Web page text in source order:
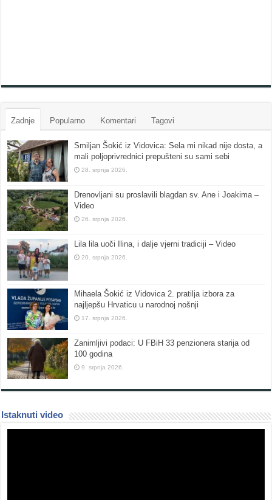
Zadnje Popularno Komentari Tagovi
Smiljan Šokić iz Vidovica: Sela mi nikad nije dosta, a
mali poljoprivrednici prepušteni su sami sebi
28. srpnja 2026.
Drenovljani su proslavili blagdan sv. Ane i Joakima –
Video
26. srpnja 2026.
Lila lila uoči Ilina, i dalje vjerni tradiciji – Video
20. srpnja 2026.
Mihaela Šokić iz Vidovica 2. pratilja izbora za
najljepšu Hrvaticu u narodnoj nošnji
17. srpnja 2026.
Zanimljivi podaci: U FBiH 33 penzionera starija od
100 godina
9. srpnja 2026.
Istaknuti video